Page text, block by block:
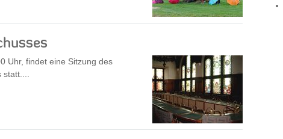
Uhr, findet eine Sitzung des